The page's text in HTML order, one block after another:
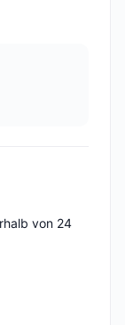
von 24